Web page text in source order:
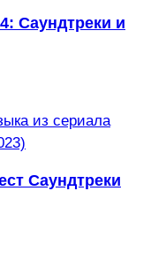
Саундтреки и
Саундтреки